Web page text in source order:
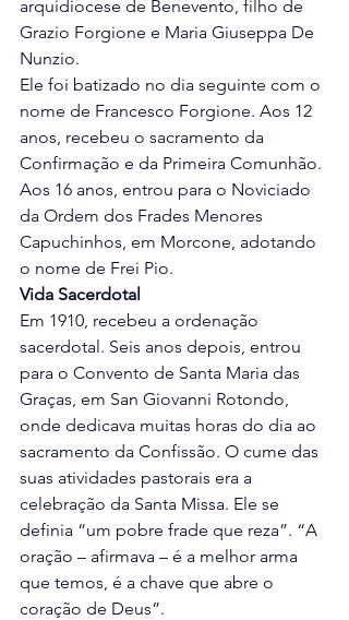
arquidiocese de Benevento, filho de
Grazio Forgione e Maria Giuseppa De
Nunzio.
Ele foi batizado no dia seguinte com o
nome de Francesco Forgione. Aos 12
anos, recebeu o sacramento da
Confirmação e da Primeira Comunhão.
Aos 16 anos, entrou para o Noviciado
da Ordem dos Frades Menores
Capuchinhos, em Morcone, adotando
o nome de Frei Pio.
Vida Sacerdotal
Em 1910, recebeu a ordenação
sacerdotal. Seis anos depois, entrou
para o Convento de Santa Maria das
Graças, em San Giovanni Rotondo,
onde dedicava muitas horas do dia ao
sacramento da Confissão. O cume das
suas atividades pastorais era a
celebração da Santa Missa. Ele se
definia “um pobre frade que reza”. “A
oração – afirmava – é a melhor arma
que temos, é a chave que abre o
coração de Deus”.